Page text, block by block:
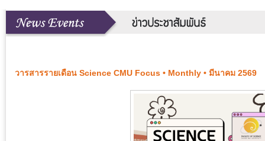
วารสารรายเดือน Science CMU Focus • Monthly • มีนาคม 2569